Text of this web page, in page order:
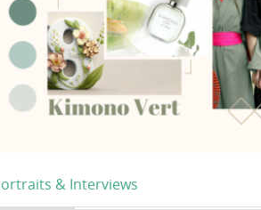
& Interviews